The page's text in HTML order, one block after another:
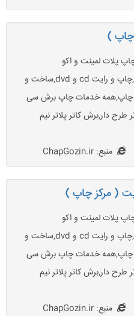
چاپ )
پلات لمینت و اکو
سالونت,چاپ دیجیتال,چاپ فلت بد,چاپ و رایت cd و dvd,ساخت و
چاپ,همه خدمات چاپ برش سی
طرح دار,برش کاتر پلاتر نیم
منبع: ChapGozin.ir
( مرکز چاپ )
پلات لمینت و اکو
سالونت,چاپ دیجیتال,چاپ فلت بد,چاپ و رایت cd و dvd,ساخت و
چاپ,همه خدمات چاپ برش سی
طرح دار,برش کاتر پلاتر نیم
منبع: ChapGozin.ir